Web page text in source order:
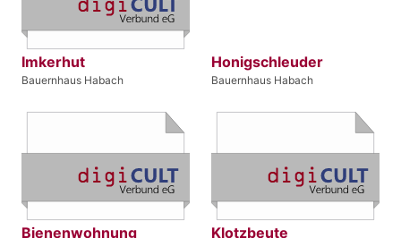
Imkerhut
Bauernhaus Habach
Honigschleuder
Bauernhaus Habach
Bienenwohnung Klotzbeute